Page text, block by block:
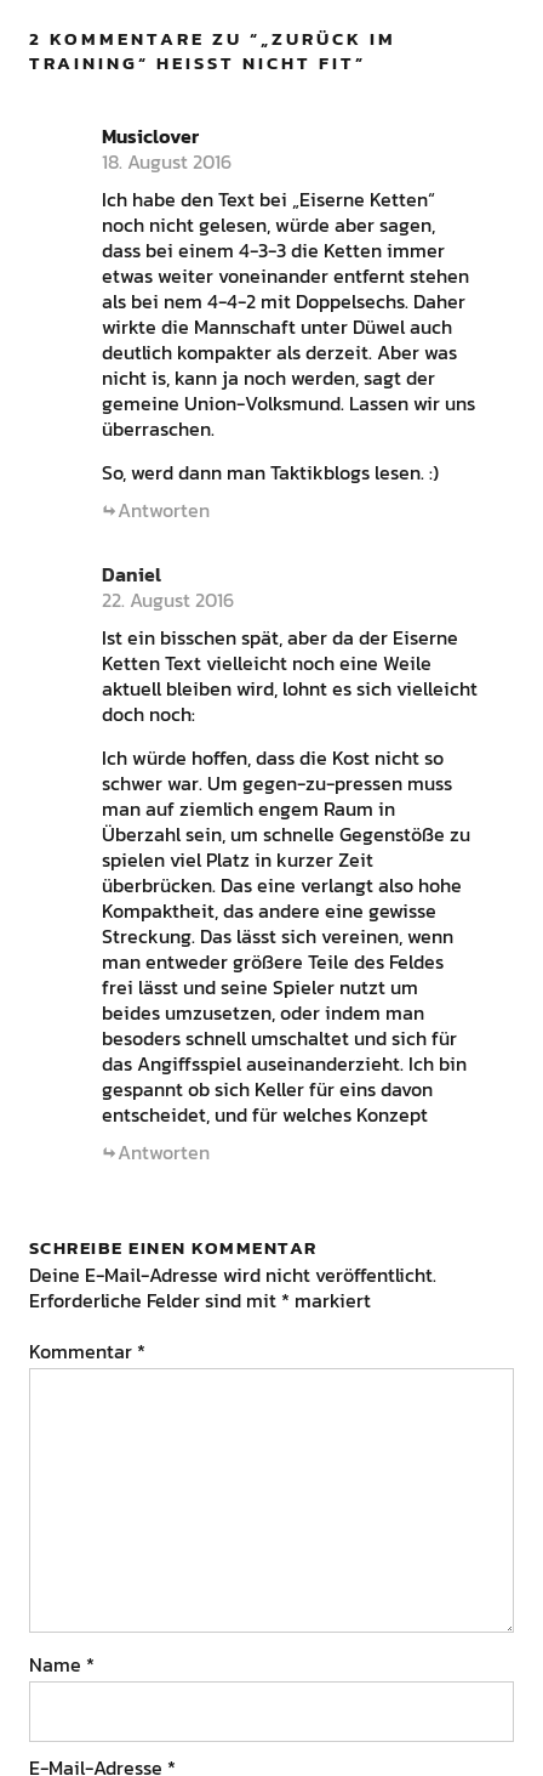
2 KOMMENTARE ZU “„ZURÜCK IM
TRAINING“ HEISST NICHT FIT
”
Musiclover
18. August 2016
Ich habe den Text bei „Eiserne Ketten“
noch nicht gelesen, würde aber sagen,
dass bei einem 4-3-3 die Ketten immer
etwas weiter voneinander entfernt stehen
als bei nem 4-4-2 mit Doppelsechs. Daher
wirkte die Mannschaft unter Düwel auch
deutlich kompakter als derzeit. Aber was
nicht is, kann ja noch werden, sagt der
gemeine Union-Volksmund. Lassen wir uns
überraschen.
So, werd dann man Taktikblogs lesen. :)
Antworten
Daniel
22. August 2016
Ist ein bisschen spät, aber da der Eiserne
Ketten Text vielleicht noch eine Weile
aktuell bleiben wird, lohnt es sich vielleicht
doch noch:
Ich würde hoffen, dass die Kost nicht so
schwer war. Um gegen-zu-pressen muss
man auf ziemlich engem Raum in
Überzahl sein, um schnelle Gegenstöße zu
spielen viel Platz in kurzer Zeit
überbrücken. Das eine verlangt also hohe
Kompaktheit, das andere eine gewisse
Streckung. Das lässt sich vereinen, wenn
man entweder größere Teile des Feldes
frei lässt und seine Spieler nutzt um
beides umzusetzen, oder indem man
besoders schnell umschaltet und sich für
das Angiffsspiel auseinanderzieht. Ich bin
gespannt ob sich Keller für eins davon
entscheidet, und für welches Konzept
Antworten
SCHREIBE EINEN KOMMENTAR
Deine E-Mail-Adresse wird nicht veröffentlicht.
Erforderliche Felder sind mit * markiert
Kommentar *
Name *
E-Mail-Adresse *